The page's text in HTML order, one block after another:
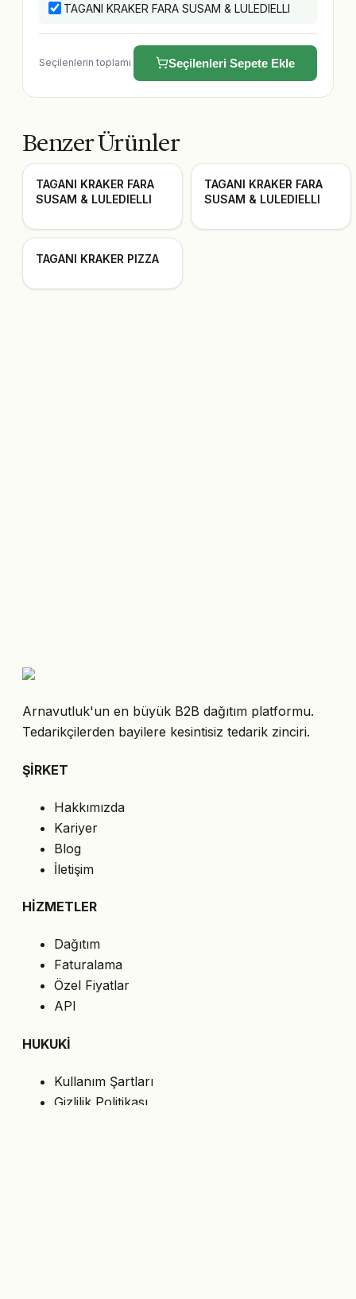
TAGANI KRAKER FARA SUSAM & LULEDIELLI
Seçilenlerin toplamı Seçilenleri Sepete Ekle
Benzer Ürünler
TAGANI KRAKER FARA
SUSAM & LULEDIELLI
TAGANI KRAKER FARA
SUSAM & LULEDIELLI
TAGANI KRAKER PIZZA
Arnavutluk'un en büyük B2B dağıtım platformu.
Tedarikçilerden bayilere kesintisiz tedarik zinciri.
ŞİRKET
Hakkımızda
Kariyer
Blog
İletişim
HİZMETLER
Dağıtım
Faturalama
Özel Fiyatlar
API
HUKUKİ
Kullanım Şartları
Gizlilik Politikası